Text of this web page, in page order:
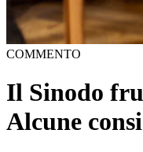
COMMENTO
Il Sinodo
Alcune